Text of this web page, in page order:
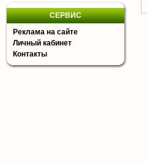
СЕРВИС
Реклама на сайте
Личный кабинет
Контакты